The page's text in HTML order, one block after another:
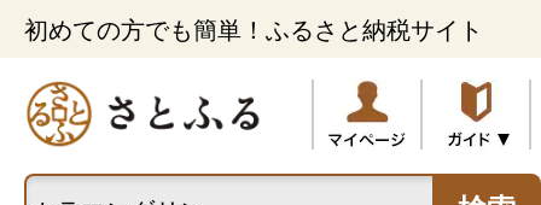
初めての方でも簡単！ふるさと納税サイト